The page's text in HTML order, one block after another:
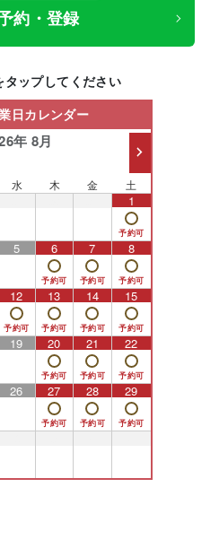
約・登録
タップしてください
日カレンダー
年 8月
水 木 金 土
1
5 6 7 8
12 13 14 15
19 20 21 22
26 27 28 29